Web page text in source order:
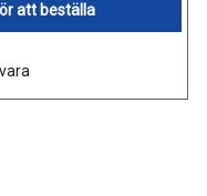
att beställa